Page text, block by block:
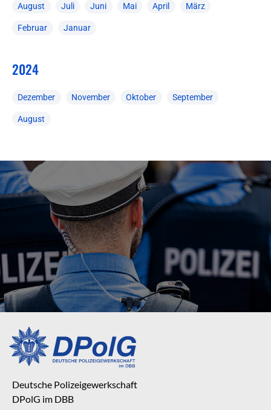
August Juli Juni Mai April März
Februar Januar
2024
Dezember November Oktober September
August
Deutsche Polizeigewerkschaft
DPolG im DBB